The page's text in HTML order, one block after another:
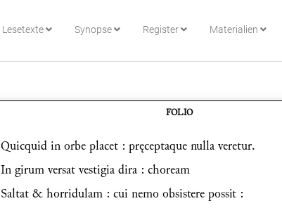
Lesetexte Synopse Register Materialien
FOLIO
Quicquid in orbe placet : pręceptaque nulla veretur.
In girum versat vestigia dira : choream
Saltat & horridulam : cui nemo obsistere possit :